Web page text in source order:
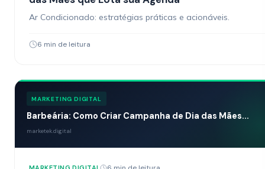
Ar Condicionado: estratégias práticas e acionáveis.
6 min de leitura
MARKETING DIGITAL
Barbeária: Como Criar Campanha de Dia das Mães...
marketek.digital